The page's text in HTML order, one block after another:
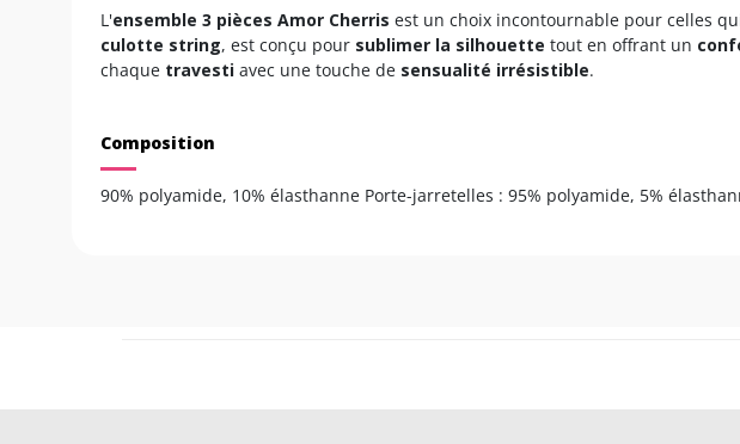
L'ensemble 3 pièces Amor Cherris est un choix incontournable pour celles
culotte string, est conçu pour sublimer la silhouette tout en offrant un
chaque travesti avec une touche de sensualité irrésistible.
Composition
90% polyamide, 10% élasthanne Porte-jarretelles : 95% polyamide, 5%